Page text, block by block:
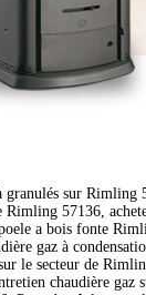
granulés sur
Rimling 57136,
a bois fonte
gaz à
le secteur de
chaudière gaz